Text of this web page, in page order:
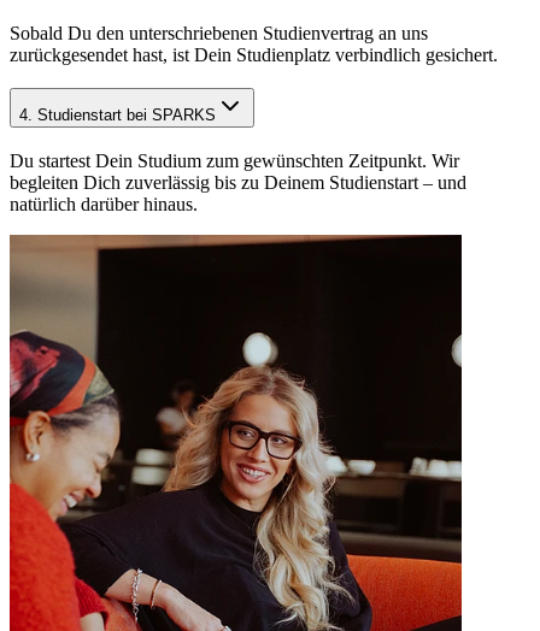
Sobald Du den unterschriebenen Studienvertrag an uns
zurückgesendet hast, ist Dein Studienplatz verbindlich gesichert.
4. Studienstart bei SPARKS
Du startest Dein Studium zum gewünschten Zeitpunkt. Wir
begleiten Dich zuverlässig bis zu Deinem Studienstart – und
natürlich darüber hinaus.